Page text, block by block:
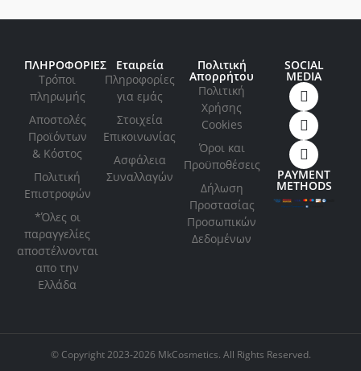
ΠΛΗΡΟΦΟΡΙΕΣ
Τρόποι
πληρωμής
Αποστολές
Προϊόντων
& Κόστος
Πολιτική
Επιστροφών
*Όλες οι
παραγγελίες
αποστέλνονται
απο την
Ελλάδα
Εταιρεία
Πληροφορίες
για εμάς
Στοιχεία
Επικοινωνίας
Ασφάλεια
Συναλλαγών
Πολιτική
Απορρήτου
Πολιτική
Xρήσης
Cookies
Όροι και
Προϋποθέσεις
Δήλωση
Προστασίας
Προσωπικών
Δεδομένων
SOCIAL
MEDIA
PAYMENT
METHODS
© Copyright 2023-2026 MkCosmetics. All Rights Reserved.